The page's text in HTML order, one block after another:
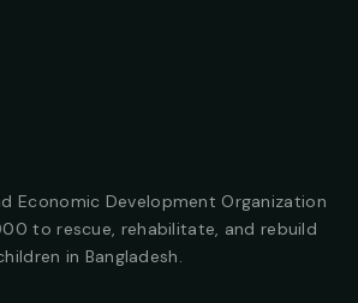
Economic Development Organization
to rescue, rehabilitate, and rebuild
in Bangladesh.